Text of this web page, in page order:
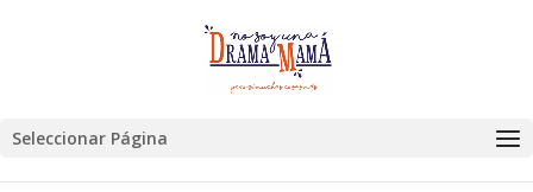
Seleccionar Página